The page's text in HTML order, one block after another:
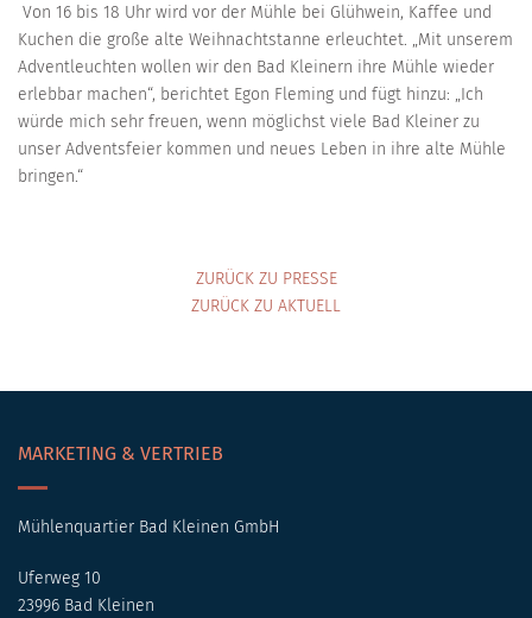
Von 16 bis 18 Uhr wird vor der Mühle bei Glühwein, Kaffee und
Kuchen die große alte Weihnachtstanne erleuchtet. „Mit unserem
Adventleuchten wollen wir den Bad Kleinern ihre Mühle wieder
erlebbar machen“, berichtet Egon Fleming und fügt hinzu: „Ich
würde mich sehr freuen, wenn möglichst viele Bad Kleiner zu
unser Adventsfeier kommen und neues Leben in ihre alte Mühle
bringen.“
ZURÜCK ZU PRESSE
ZURÜCK ZU AKTUELL
MARKETING & VERTRIEB
Mühlenquartier Bad Kleinen GmbH
Uferweg 10
23996 Bad Kleinen